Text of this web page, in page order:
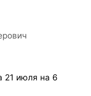
21 июля на 6